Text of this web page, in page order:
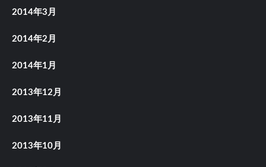
2014年3月
2014年2月
2014年1月
2013年12月
2013年11月
2013年10月